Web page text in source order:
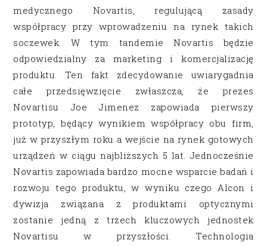
medycznego Novartis, regulującą zasady
współpracy przy wprowadzeniu na rynek takich
soczewek. W tym tandemie Novartis będzie
odpowiedzialny za marketing i komercjalizację
produktu. Ten fakt zdecydowanie uwiarygadnia
całe przedsięwzięcie zwłaszcza, że prezes
Novartisu Joe Jimenez zapowiada pierwszy
prototyp, będący wynikiem współpracy obu firm,
już w przyszłym roku a wejście na rynek gotowych
urządzeń w ciągu najbliższych 5 lat. Jednocześnie
Novartis zapowiada bardzo mocne wsparcie badań i
rozwoju tego produktu, w wyniku czego Alcon i
dywizja związana z produktami optycznymi
zostanie jedną z trzech kluczowych jednostek
Novartisu w przyszłości. Technologia